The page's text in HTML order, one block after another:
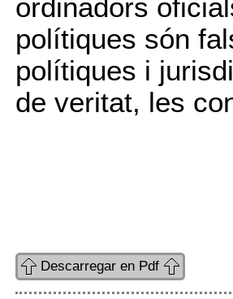
ordinadors
polítiques són
polítiques i
de veritat, les
Descarregar en Pdf